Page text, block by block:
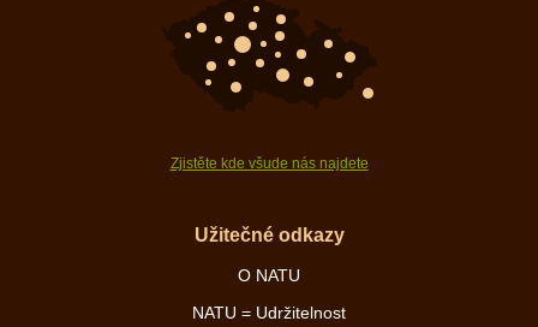
Zjistěte kde všude nás najdete
Užitečné odkazy
O NATU
NATU = Udržitelnost